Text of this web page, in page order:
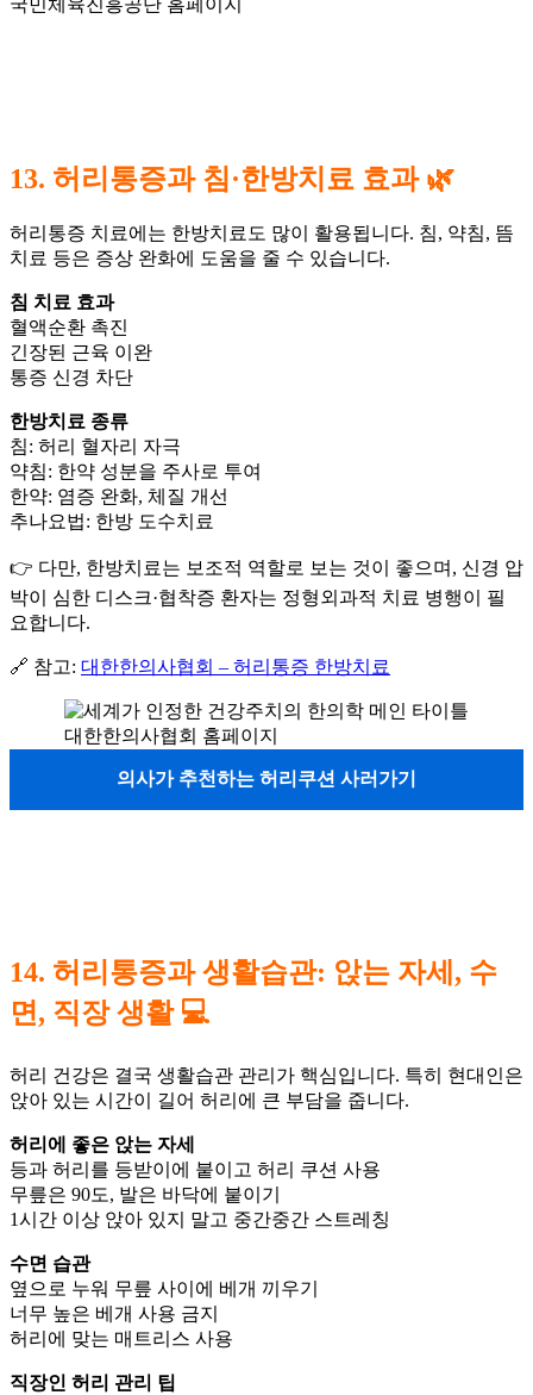
13. 허리통증과 침·한방치료 효과 🌿
허리통증 치료에는 한방치료도 많이 활용됩니다. 침, 약침, 뜸
치료 등은 증상 완화에 도움을 줄 수 있습니다.
침 치료 효과
혈액순환 촉진
긴장된 근육 이완
통증 신경 차단
한방치료 종류
침: 허리 혈자리 자극
약침: 한약 성분을 주사로 투여
한약: 염증 완화, 체질 개선
추나요법: 한방 도수치료
👉 다만, 한방치료는 보조적 역할로 보는 것이 좋으며, 신경 압
박이 심한 디스크·협착증 환자는 정형외과적 치료 병행이 필
요합니다.
🔗 참고: 대한한의사협회 – 허리통증 한방치료
대한한의사협회 홈페이지
의사가 추천하는 허리쿠션 사러가기
14. 허리통증과 생활습관: 앉는 자세, 수
면, 직장 생활 💻
허리 건강은 결국 생활습관 관리가 핵심입니다. 특히 현대인은
앉아 있는 시간이 길어 허리에 큰 부담을 줍니다.
허리에 좋은 앉는 자세
등과 허리를 등받이에 붙이고 허리 쿠션 사용
무릎은 90도, 발은 바닥에 붙이기
1시간 이상 앉아 있지 말고 중간중간 스트레칭
수면 습관
옆으로 누워 무릎 사이에 베개 끼우기
너무 높은 베개 사용 금지
허리에 맞는 매트리스 사용
직장인 허리 관리 팁